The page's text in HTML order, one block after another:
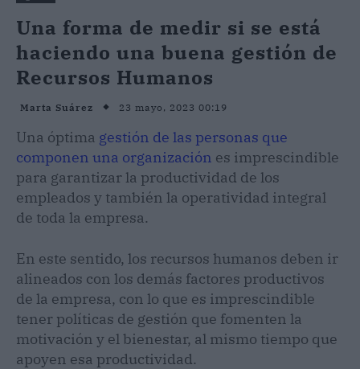
Una forma de medir si se está
haciendo una buena gestión de
Recursos Humanos
Marta Suárez 23 mayo, 2023 00:19
Una óptima gestión de las personas que
componen una organización es imprescindible
para garantizar la productividad de los
empleados y también la operatividad integral
de toda la empresa.
En este sentido, los recursos humanos deben ir
alineados con los demás factores productivos
de la empresa, con lo que es imprescindible
tener políticas de gestión que fomenten la
motivación y el bienestar, al mismo tiempo que
apoyen esa productividad.